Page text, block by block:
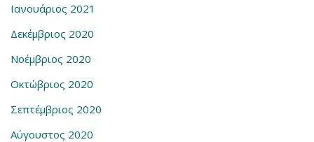
Ιανουάριος 2021
Δεκέμβριος 2020
Νοέμβριος 2020
Οκτώβριος 2020
Σεπτέμβριος 2020
Αύγουστος 2020